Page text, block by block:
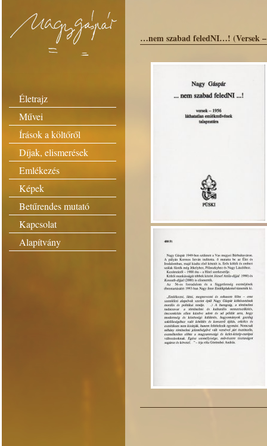
Életrajz
Művei
Írások a költőről
Díjak, elismerések
Emlékezés
Képek
Betűrendes mutató
Kapcsolat
Alapítvány
…nem szabad feledNI…! (Versek